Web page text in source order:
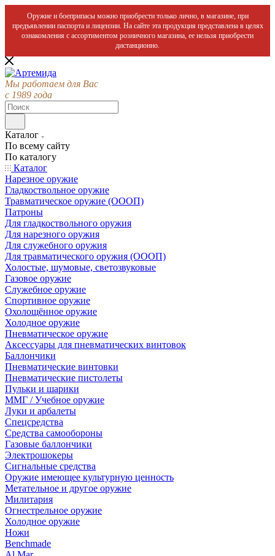
Оружие и боеприпасы можно приобрести только лично, в магазине, при
предъявлении паспорта и лицензии. На сайте эта продукция представлена в целях
ознакомления с ассортиментом розничного магазина, ее нельзя приобрести
дистанционно.
Мы работаем для Вас
с 1989 года
Каталог
По всему сайту
По каталогу
Каталог
Нарезное оружие
Гладкоствольное оружие
Травматическое оружие (ОООП)
Патроны
Для гладкоствольного оружия
Для нарезного оружия
Для служебного оружия
Для травматического оружия (ОООП)
Холостые, шумовые, светозвуковые
Газовое оружие
Служебное оружие
Спортивное оружие
Охолощённое оружие
Холодное оружие
Пневматическое оружие
Аксессуары для пневматических винтовок
Баллончики
Пневматические винтовки
Пневматические пистолеты
Пульки и шарики
ММГ / Учебное оружие
Луки и арбалеты
Спецсредства
Средства самообороны
Газовые баллончики
Электрошокеры
Сигнальные средства
Оружие имеющее культурную ценность
Метательное и другое оружие
Милитария
Огнестрельное оружие
Холодное оружие
Ножи
Benchmade